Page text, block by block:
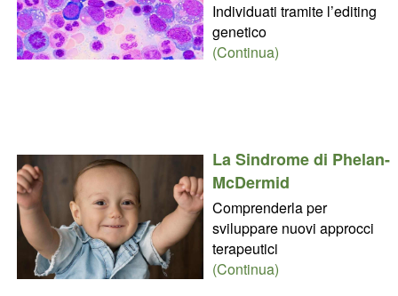
Individuati tramite l’editing
genetico
(Continua)
La Sindrome di Phelan-
McDermid
Comprenderla per
sviluppare nuovi approcci
terapeutici
(Continua)